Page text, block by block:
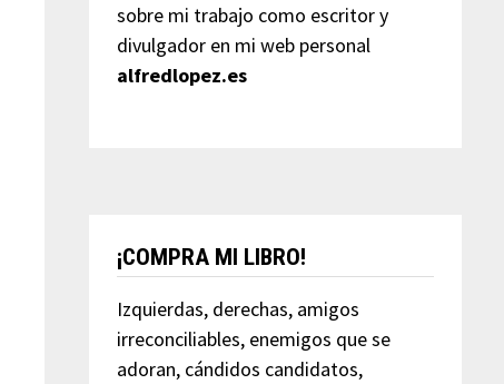
sobre mi trabajo como escritor y
divulgador en mi web personal
alfredlopez.es
¡COMPRA MI LIBRO!
Izquierdas, derechas, amigos
irreconciliables, enemigos que se
adoran, cándidos candidatos,